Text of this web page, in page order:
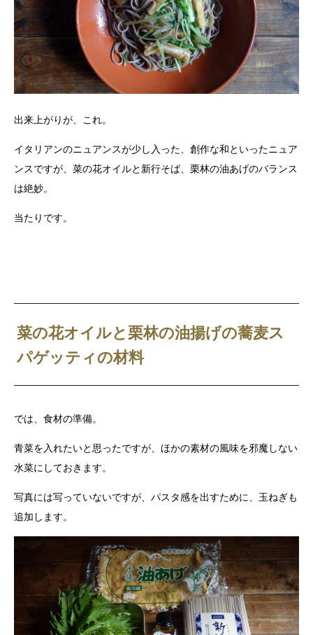
出来上がりが、これ。
イタリアンのニュアンスが少し入った、創作な和といったニュア
ンスですが、菜の花オイルと新行そば、栗林の油あげのバランス
は絶妙。
当たりです。
菜の花オイルと栗林の油揚げの蕎麦ス
パゲッティの材料
では、食材の準備。
青菜を入れたいと思ったですが、ほかの素材の風味を邪魔しない
水菜にしておきます。
写真には写っていないですが、パスタ感を出すために、玉ねぎも
追加します。